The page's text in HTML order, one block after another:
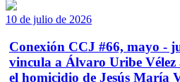
10 de julio de 2026
Conexión CCJ #66, mayo -
vincula a Álvaro Uribe
el homicidio de Jesús María